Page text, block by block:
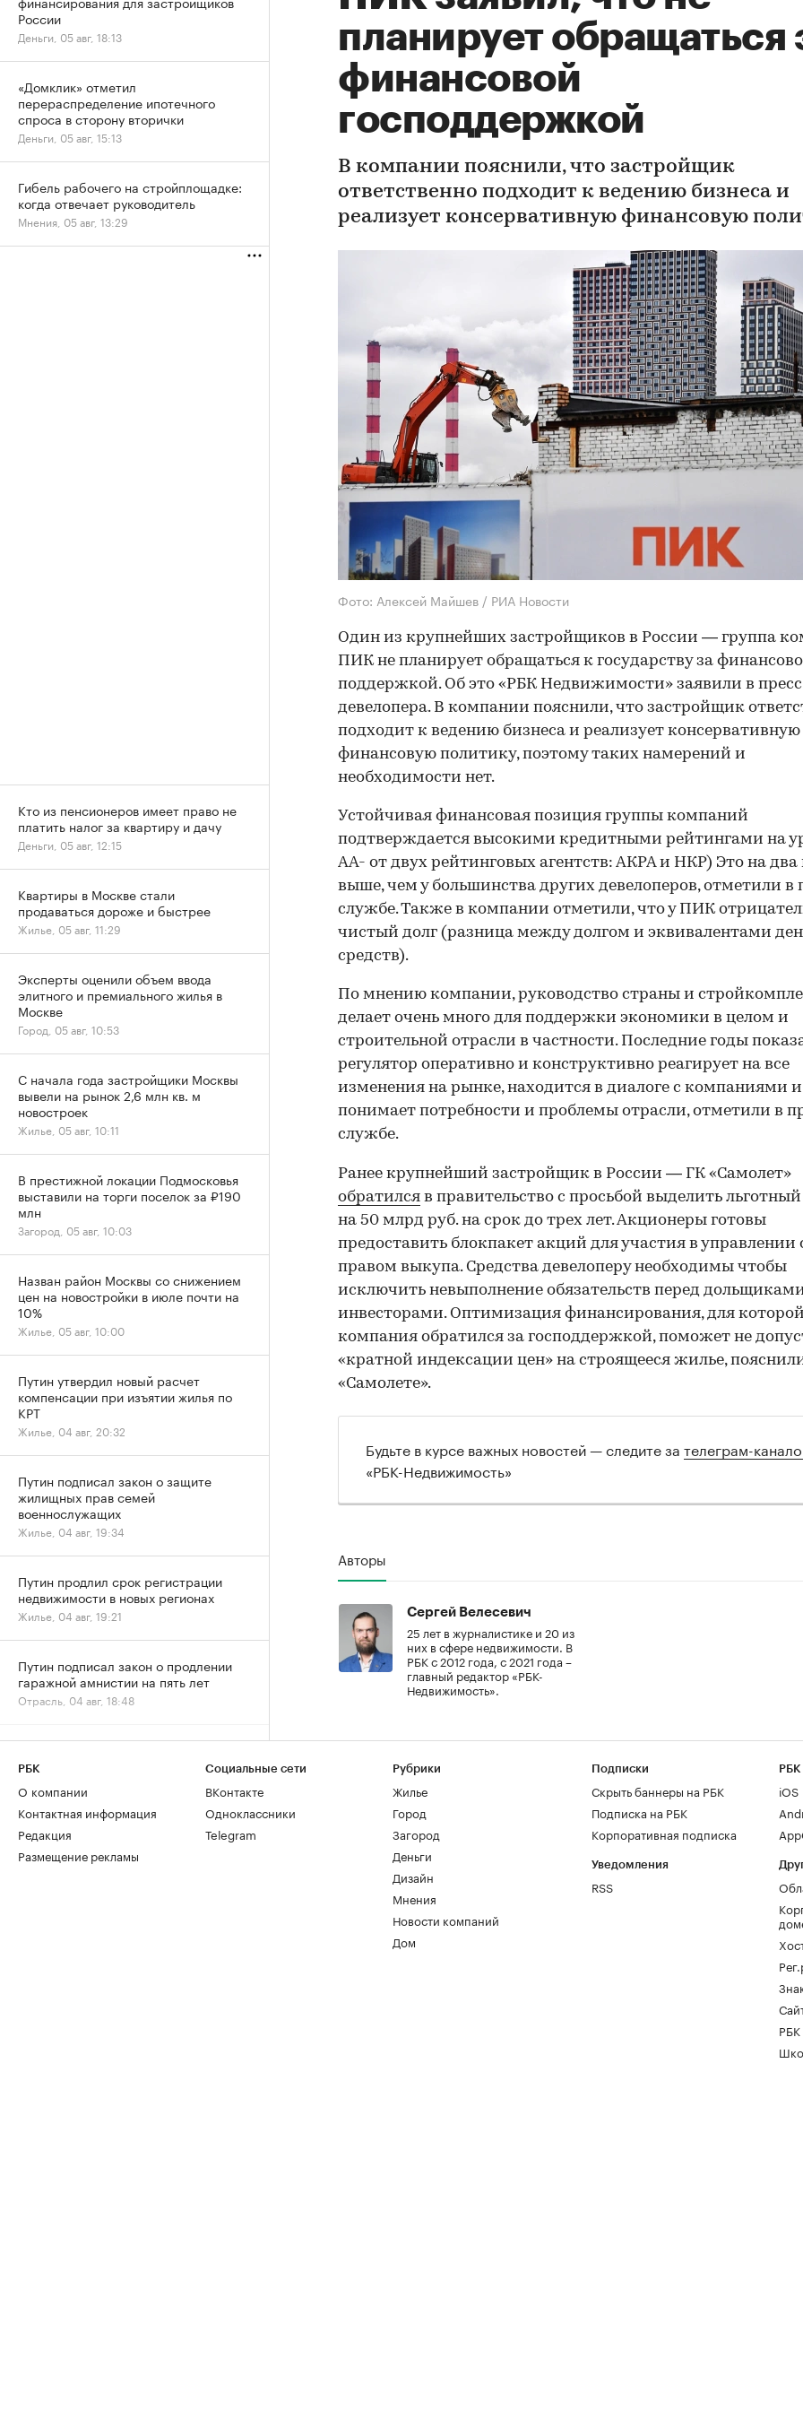
планирует обращаться
финансовой
господдержкой
В компании пояснили, что застройщик
ответственно подходит к ведению бизнеса и
реализует консервативную финансовую
Фото: Алексей Майшев / РИА Новости
Один из крупнейших застройщиков в России — группа
ПИК не планирует обращаться к государству за
поддержкой. Об это «РБК Недвижимости» заявили в
девелопера. В компании пояснили, что застройщик
подходит к ведению бизнеса и реализует консервативную
финансовую политику, поэтому таких намерений и
необходимости нет.
Устойчивая финансовая позиция группы компаний
подтверждается высокими кредитными рейтингами на
АА- от двух рейтинговых агентств: АКРА и НКР) Это на два
выше, чем у большинства других девелоперов, отметили в
службе. Также в компании отметили, что у ПИК
чистый долг (разница между долгом и эквивалентами
средств).
По мнению компании, руководство страны и
делает очень много для поддержки экономики в целом и
строительной отрасли в частности. Последние годы
регулятор оперативно и конструктивно реагирует на все
изменения на рынке, находится в диалоге с компаниями и
понимает потребности и проблемы отрасли, отметили в
службе.
Ранее крупнейший застройщик в России — ГК «Самолет»
обратился в правительство с просьбой выделить
на 50 млрд руб. на срок до трех лет. Акционеры готовы
предоставить блокпакет акций для участия в управлении
правом выкупа. Средства девелоперу необходимы чтобы
исключить невыполнение обязательств перед
инвесторами. Оптимизация финансирования, для которой
компания обратился за господдержкой, поможет не
«кратной индексации цен» на строящееся жилье,
«Самолете».
Будьте в курсе важных новостей — следите за телеграм-
«РБК-Недвижимость»
Авторы
Сергей Велесевич
25 лет в журналистике и 20 из
них в сфере недвижимости. В
РБК с 2012 года, с 2021 года –
главный редактор «РБК-
Недвижимость».
России
Деньги, 05 авг, 18:13
«Домклик» отметил
перераспределение ипотечного
спроса в сторону вторички
Деньги, 05 авг, 15:13
Гибель рабочего на стройплощадке:
когда отвечает руководитель
Мнения, 05 авг, 13:29
Кто из пенсионеров имеет право не
платить налог за квартиру и дачу
Деньги, 05 авг, 12:15
Квартиры в Москве стали
продаваться дороже и быстрее
Жилье, 05 авг, 11:29
Эксперты оценили объем ввода
элитного и премиального жилья в
Москве
Город, 05 авг, 10:53
С начала года застройщики Москвы
вывели на рынок 2,6 млн кв. м
новостроек
Жилье, 05 авг, 10:11
В престижной локации Подмосковья
выставили на торги поселок за ₽190
млн
Загород, 05 авг, 10:03
Назван район Москвы со снижением
цен на новостройки в июле почти на
10%
Жилье, 05 авг, 10:00
Путин утвердил новый расчет
компенсации при изъятии жилья по
КРТ
Жилье, 04 авг, 20:32
Путин подписал закон о защите
жилищных прав семей
военнослужащих
Жилье, 04 авг, 19:34
Путин продлил срок регистрации
недвижимости в новых регионах
Жилье, 04 авг, 19:21
Путин подписал закон о продлении
гаражной амнистии на пять лет
Отрасль, 04 авг, 18:48
строительных компаниях выросла
Деньги, 04 авг, 15:07
РБК
О компании
Контактная информация
Редакция
Размещение рекламы
Социальные сети
ВКонтакте
Одноклассники
Telegram
Рубрики
Жилье
Город
Загород
Деньги
Дизайн
Мнения
Новости компаний
Дом
Подписки
Скрыть баннеры на РБК
Подписка на РБК
Корпоративная подписка
Уведомления
RSS
РБК
iOS